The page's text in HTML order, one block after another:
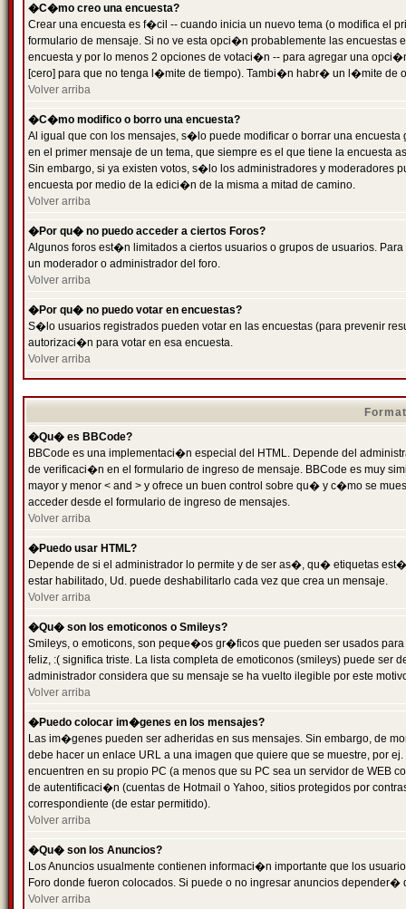
�C�mo creo una encuesta?
Crear una encuesta es f�cil -- cuando inicia un nuevo tema (o modifica el
formulario de mensaje. Si no ve esta opci�n probablemente las
encuesta y por lo menos 2 opciones de votaci�n -- para agregar una
[cero] para que no tenga l�mite de tiempo). Tambi�n habr� un l�mite de
Volver arriba
�C�mo modifico o borro una encuesta?
Al igual que con los mensajes, s�lo puede modificar o borrar una
en el primer mensaje de un tema, que siempre es el que tiene la encuesta
Sin embargo, si ya existen votos, s�lo los administradores y moderadores
encuesta por medio de la edici�n de la misma a mitad de camino.
Volver arriba
�Por qu� no puedo acceder a ciertos Foros?
Algunos foros est�n limitados a ciertos usuarios o grupos de usuarios.
un moderador o administrador del foro.
Volver arriba
�Por qu� no puedo votar en encuestas?
S�lo usuarios registrados pueden votar en las encuestas (para prevenir
autorizaci�n para votar en esa encuesta.
Volver arriba
�Qu� es BBCode?
BBCode es una implementaci�n especial del HTML. Depende del
de verificaci�n en el formulario de ingreso de mensaje. BBCode es muy
mayor y menor < and > y ofrece un buen control sobre qu� y c�mo se
acceder desde el formulario de ingreso de mensajes.
Volver arriba
�Puedo usar HTML?
Depende de si el administrador lo permite y de ser as�, qu� etiquetas
estar habilitado, Ud. puede deshabilitarlo cada vez que crea un mensaje.
Volver arriba
�Qu� son los emoticonos o Smileys?
Smileys, o emoticons, son peque�os gr�ficos que pueden ser usados
feliz, :( significa triste. La lista completa de emoticonos (smileys) puede
administrador considera que su mensaje se ha vuelto ilegible por este
Volver arriba
�Puedo colocar im�genes en los mensajes?
Las im�genes pueden ser adheridas en sus mensajes. Sin embargo, de
debe hacer un enlace URL a una imagen que quiere que se muestre, por
encuentren en su propio PC (a menos que su PC sea un servidor de
de autentificaci�n (cuentas de Hotmail o Yahoo, sitios protegidos por
correspondiente (de estar permitido).
Volver arriba
�Qu� son los Anuncios?
Los Anuncios usualmente contienen informaci�n importante que los
Foro donde fueron colocados. Si puede o no ingresar anuncios
Volver arriba